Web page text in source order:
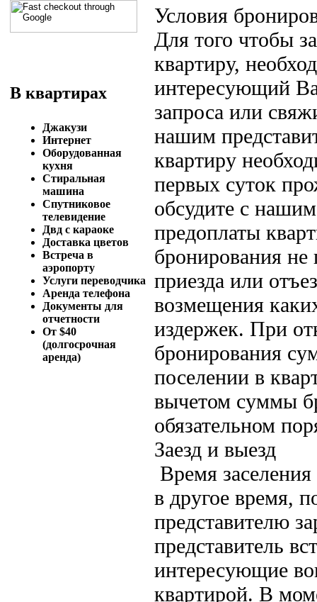
В квартирах
Джакузи
Интернет
Оборудованная
кухня
Стиральная
машина
Спутниковое
телевидение
Двд с караоке
Доставка цветов
Встреча в
аэропорту
Услуги переводчика
Аренда телефона
Документы для
отчетности
От $40
(долгосрочная
аренда)
Условия
Для того чтобы
квартиру,
интересующий
запроса или
нашим
квартиру
первых суток
обсудите с
предоплаты
бронирования не
приезда или
возмещения
издержек. При
бронирования
поселении в
вычетом суммы
обязательном
Заезд и выезд
Время
в другое время,
представителю
представитель
интересующие
квартирой. В